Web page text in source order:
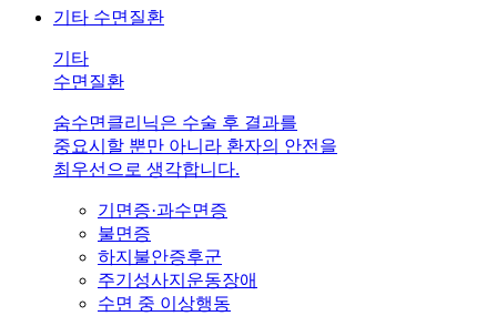
기타 수면질환
기타
수면질환
숨수면클리닉은 수술 후 결과를
중요시할 뿐만 아니라 환자의 안전을
최우선으로 생각합니다.
기면증·과수면증
불면증
하지불안증후군
주기성사지운동장애
수면 중 이상행동